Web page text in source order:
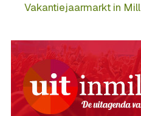
Vakantiejaarmarkt in Mill